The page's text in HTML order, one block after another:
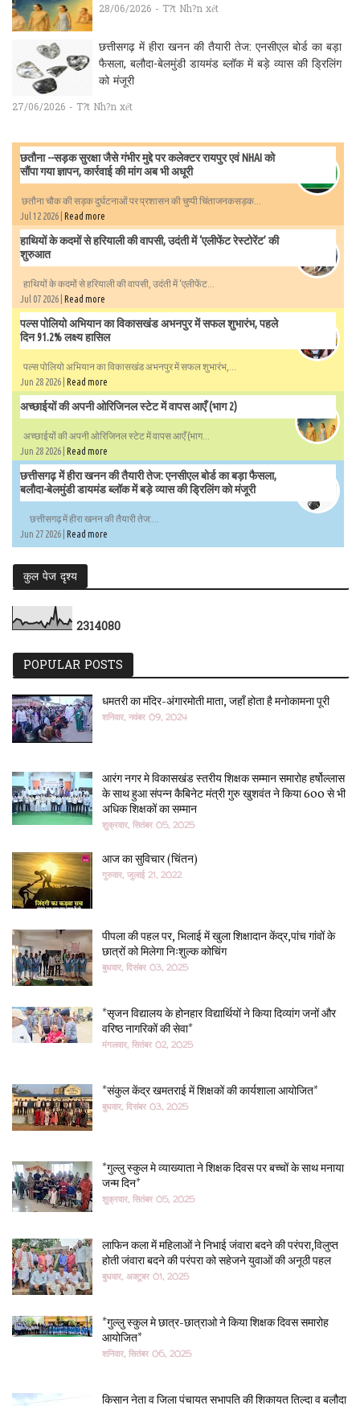
28/06/2026 - T?t Nh?n xét
छत्तीसगढ़ में हीरा खनन की तैयारी तेज: एनसीएल बोर्ड का बड़ा
फैसला, बलौदा-बेलमुंडी डायमंड ब्लॉक में बड़े व्यास की ड्रिलिंग
को मंजूरी
27/06/2026 - T?t Nh?n xét
छतौना --सड़क सुरक्षा जैसे गंभीर मुद्दे पर कलेक्टर रायपुर एवं NHAI को
सौंपा गया ज्ञापन, कार्रवाई की मांग अब भी अधूरी
छतौना चौक की सड़क दुर्घटनाओं पर प्रशासन की चुप्पी चिंताजनकसड़क...
Jul 12 2026 | Read more
हाथियों के कदमों से हरियाली की वापसी, उदंती में ‘एलीफेंट रेस्टोरेंट’ की
शुरुआत
हाथियों के कदमों से हरियाली की वापसी, उदंती में ‘एलीफेंट...
Jul 07 2026 | Read more
पल्स पोलियो अभियान का विकासखंड अभनपुर में सफल शुभारंभ, पहले
दिन 91.2% लक्ष्य हासिल
पल्स पोलियो अभियान का विकासखंड अभनपुर में सफल शुभारंभ,...
Jun 28 2026 | Read more
अच्छाईयों की अपनी ओरिजिनल स्टेट में वापस आएँ (भाग 2)
अच्छाईयों की अपनी ओरिजिनल स्टेट में वापस आएँ (भाग...
Jun 28 2026 | Read more
छत्तीसगढ़ में हीरा खनन की तैयारी तेज: एनसीएल बोर्ड का बड़ा फैसला,
बलौदा-बेलमुंडी डायमंड ब्लॉक में बड़े व्यास की ड्रिलिंग को मंजूरी
छत्तीसगढ़ में हीरा खनन की तैयारी तेज:...
Jun 27 2026 | Read more
कुल पेज दृश्य
2314080
POPULAR POSTS
धमतरी का मंदिर-अंगारमोती माता, जहाँ होता है मनोकामना पूरी
शनिवार, नवंबर 09, 2024
आरंग नगर मे विकासखंड स्तरीय शिक्षक सम्मान समारोह हर्षोल्लास
के साथ हुआ संपन्न कैबिनेट मंत्री गुरु खुशवंत ने किया 600 से भी
अधिक शिक्षकों का सम्मान
शुक्रवार, सितंबर 05, 2025
आज का सुविचार (चिंतन)
गुरुवार, जुलाई 21, 2022
पीपला की पहल पर, भिलाई में खुला शिक्षादान केंद्र,पांच गांवों के
छात्रों को मिलेगा निःशुल्क कोचिंग
बुधवार, दिसंबर 03, 2025
*सृजन विद्यालय के होनहार विद्यार्थियों ने किया दिव्यांग जनों और
वरिष्ठ नागरिकों की सेवा*
मंगलवार, सितंबर 02, 2025
*संकुल केंद्र खमतराई में शिक्षकों की कार्यशाला आयोजित*
बुधवार, दिसंबर 03, 2025
*गुल्लु स्कुल मे व्याख्याता ने शिक्षक दिवस पर बच्चों के साथ मनाया
जन्म दिन*
शुक्रवार, सितंबर 05, 2025
लाफिन कला में महिलाओं ने निभाई जंवारा बदने की परंपरा,विलुप्त
होती जंवारा बदने की परंपरा को सहेजने युवाओं की अनूठी पहल
बुधवार, अक्टूबर 01, 2025
*गुल्लु स्कुल मे छात्र-छात्राओ ने किया शिक्षक दिवस समारोह
आयोजित*
शनिवार, सितंबर 06, 2025
किसान नेता व जिला पंचायत सभापति की शिकायत तिल्दा व बलौदा